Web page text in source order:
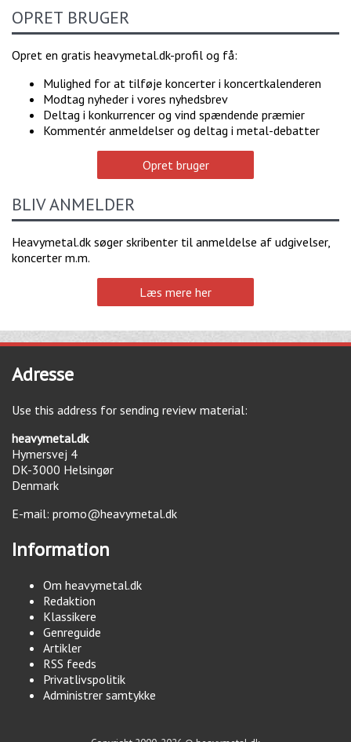
OPRET BRUGER
Opret en gratis heavymetal.dk-profil og få:
Mulighed for at tilføje koncerter i koncertkalenderen
Modtag nyheder i vores nyhedsbrev
Deltag i konkurrencer og vind spændende præmier
Kommentér anmeldelser og deltag i metal-debatter
Opret bruger
BLIV ANMELDER
Heavymetal.dk søger skribenter til anmeldelse af udgivelser,
koncerter m.m.
Læs mere her
Adresse
Use this address for sending review material:
heavymetal.dk
Hymersvej 4
DK-3000 Helsingør
Denmark
E-mail: promo@heavymetal.dk
Information
Om heavymetal.dk
Redaktion
Klassikere
Genreguide
Artikler
RSS feeds
Privatlivspolitik
Administrer samtykke